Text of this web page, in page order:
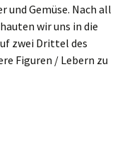
und Gemüse. Nach all
wir uns in die
zwei Drittel des
Figuren / Lebern zu
mit Nichts (de./